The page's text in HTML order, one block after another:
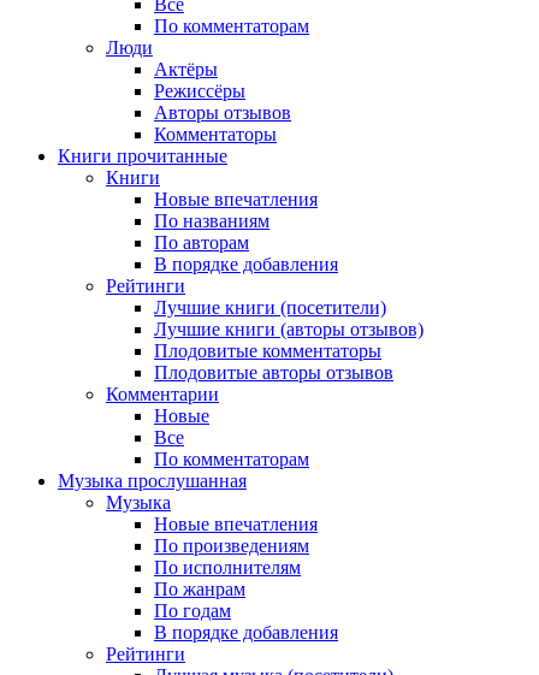
По комментаторам
Люди
Актёры
Режиссёры
Авторы отзывов
Комментаторы
Книги прочитанные
Книги
Новые впечатления
По названиям
По авторам
В порядке добавления
Рейтинги
Лучшие книги (посетители)
Лучшие книги (авторы отзывов)
Плодовитые комментаторы
Плодовитые авторы отзывов
Комментарии
Новые
Все
По комментаторам
Музыка прослушанная
Музыка
Новые впечатления
По произведениям
По исполнителям
По жанрам
По годам
В порядке добавления
Рейтинги